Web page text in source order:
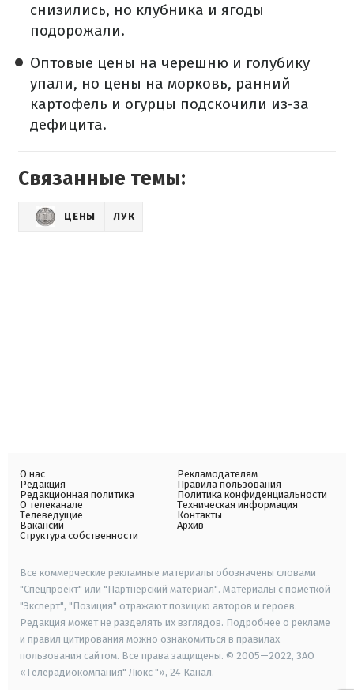
снизились, но клубника и ягоды
подорожали.
Оптовые цены на черешню и голубику
упали, но цены на морковь, ранний
картофель и огурцы подскочили из-за
дефицита.
Связанные темы:
ЦЕНЫ ЛУК
О нас
Редакция
Редакционная политика
О телеканале
Телеведущие
Вакансии
Структура собственности
Рекламодателям
Правила пользования
Политика конфиденциальности
Техническая информация
Контакты
Архив
Все коммерческие рекламные материалы обозначены словами
"Спецпроект" или "Партнерский материал". Материалы с пометкой
"Эксперт", "Позиция" отражают позицию авторов и героев.
Редакция может не разделять их взглядов. Подробнее о рекламе
и правил цитирования можно ознакомиться в правилах
пользования сайтом. Все права защищены. © 2005—2022, ЗАО
«Телерадиокомпания" Люкс "», 24 Канал.